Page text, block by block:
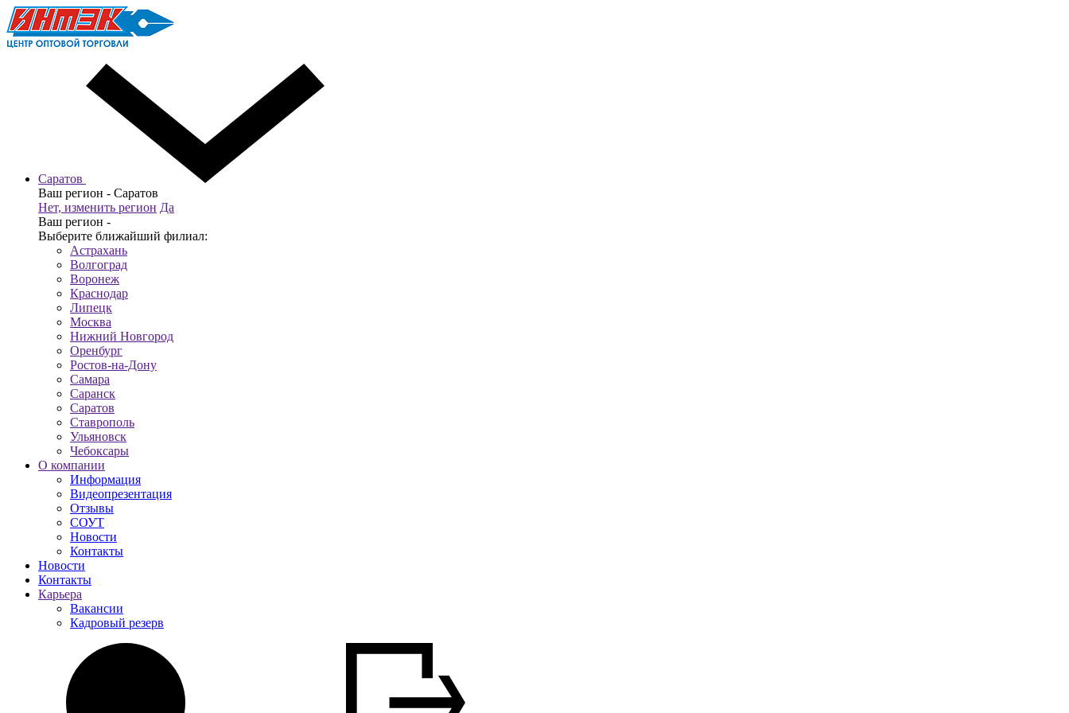
Саратов
Ваш регион - Саратов
Нет, изменить регион Да
Ваш регион -
Выберите ближайший филиал:
Астрахань
Волгоград
Воронеж
Краснодар
Липецк
Москва
Нижний Новгород
Оренбург
Ростов-на-Дону
Самара
Саранск
Саратов
Ставрополь
Ульяновск
Чебоксары
О компании
Информация
Видеопрезентация
Отзывы
СОУТ
Новости
Контакты
Новости
Контакты
Карьера
Вакансии
Кадровый резерв